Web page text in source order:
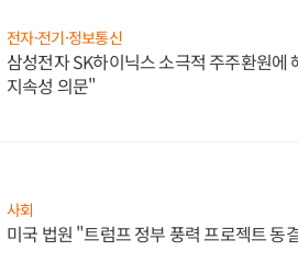
전자·전기·정보통신
삼성전자 SK하이닉스 소극적 주주환원에
지속성 의문"
사회
미국 법원 "트럼프 정부 풍력 프로젝트 동